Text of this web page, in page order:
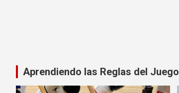
Aprendiendo las Reglas del Juego